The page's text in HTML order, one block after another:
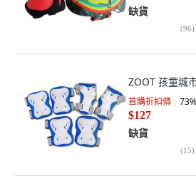
缺貨
(96)
ZOOT 孩童城
首購折扣價 73%
$127
缺貨
(15)